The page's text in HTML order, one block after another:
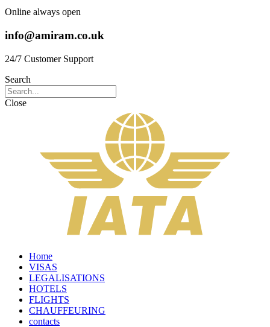
Online always open
info@amiram.co.uk
24/7 Customer Support
Search
Close
Home
VISAS
LEGALISATIONS
HOTELS
FLIGHTS
CHAUFFEURING
contacts